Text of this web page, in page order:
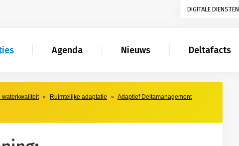
DIGITALE DIENSTEN
Agenda Nieuws Deltafacts
waterkwaliteit Ruimtelijke adaptatie
Adaptief Deltamanagement